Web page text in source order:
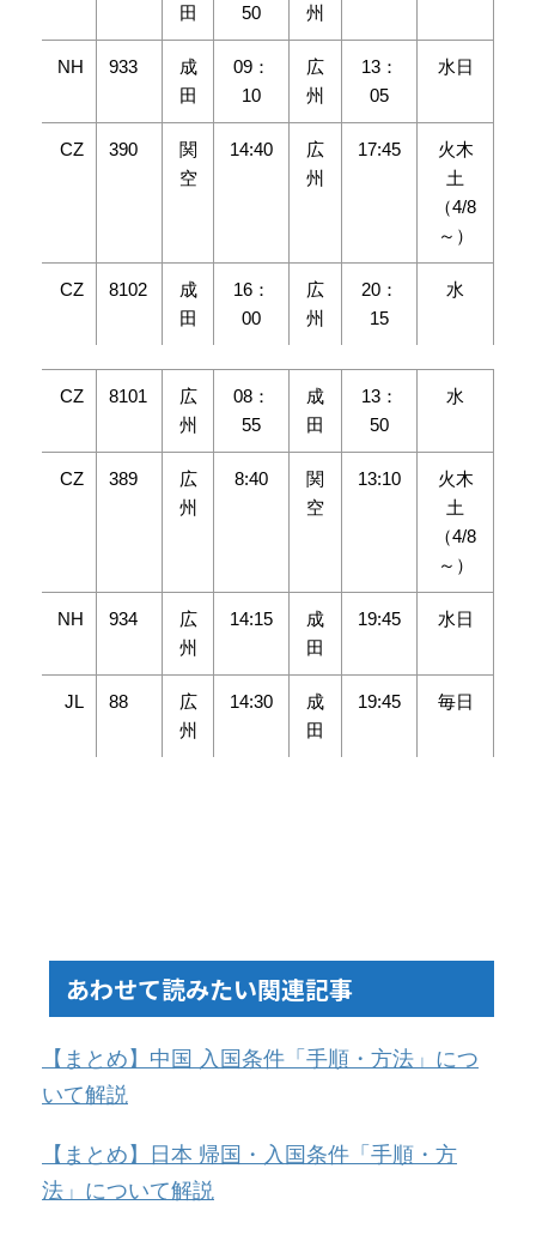
田
50
州
NH 933
成
田
09：
10
広
州
13：
05
水日
CZ 390
関
空
14:40
広
州
17:45
火木
土
（4/8
～）
CZ 8102
成
田
16：
00
広
州
20：
15
水
CZ 8101
広
州
08：
55
成
田
13：
50
水
CZ 389
広
州
8:40
関
空
13:10
火木
土
（4/8
～）
NH 934
広
州
14:15
成
田
19:45 水日
JL 88
広
州
14:30
成
田
19:45 毎日
あわせて読みたい関連記事
【まとめ】中国 入国条件「手順・方法」につ
いて解説
【まとめ】日本 帰国・入国条件「手順・方
法」について解説